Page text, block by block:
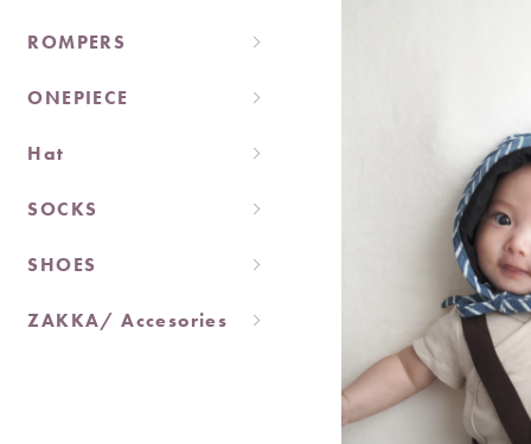
ROMPERS
ONEPIECE
Hat
SOCKS
SHOES
ZAKKA/ Accesories